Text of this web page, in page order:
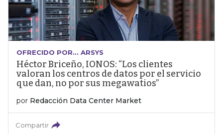
OFRECIDO POR... ARSYS
Héctor Briceño, IONOS: “Los clientes
valoran los centros de datos por el servicio
que dan, no por sus megawatios”
por Redacción Data Center Market
Compartir